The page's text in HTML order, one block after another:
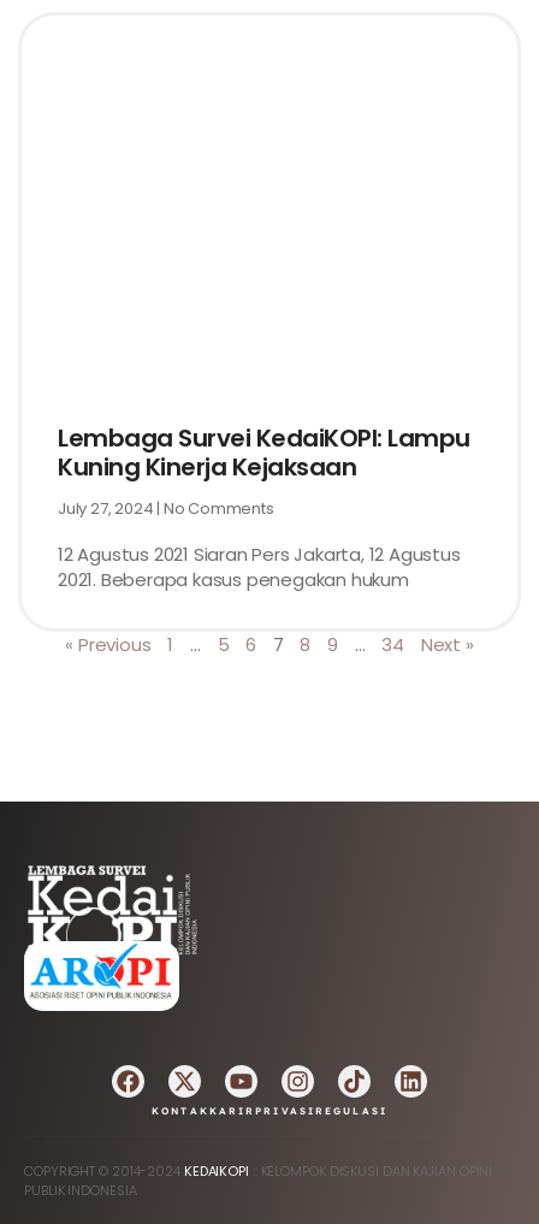
Lembaga Survei KedaiKOPI: Lampu
Kuning Kinerja Kejaksaan
July 27, 2024 No Comments
12 Agustus 2021 Siaran Pers Jakarta, 12 Agustus
2021. Beberapa kasus penegakan hukum
« Previous 1 … 5 6 7 8 9 … 34 Next »
AFILIASI
KONTAK KARIRPRIVASI REGULASI
COPYRIGHT © 2014-2024 KEDAIKOPI :: KELOMPOK DISKUSI DAN KAJIAN OPINI
PUBLIK INDONESIA